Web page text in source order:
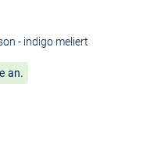
- indigo meliert
an.